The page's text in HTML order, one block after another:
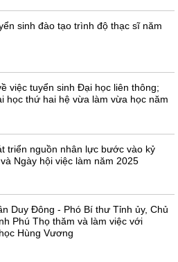
sinh đào tạo trình độ thạc sĩ năm
việc tuyển sinh Đại học liên thông;
học thứ hai hệ vừa làm vừa học năm
triển nguồn nhân lực bước vào kỷ
Ngày hội việc làm năm 2025
Duy Đông - Phó Bí thư Tỉnh ủy, Chủ
Phú Thọ thăm và làm việc với
Hùng Vương